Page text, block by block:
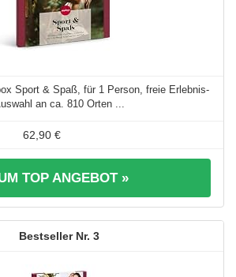
Sport & Spaß, für 1 Person, freie Erlebnis-
an ca. 810 Orten ...
62,90 €
TOP ANGEBOT »
3